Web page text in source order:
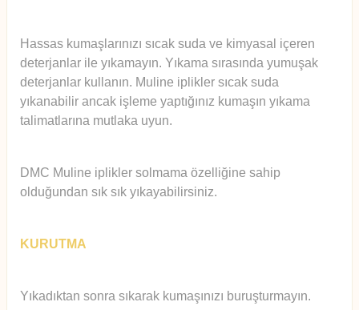
Hassas kumaşlarınızı sıcak suda ve kimyasal içeren
deterjanlar ile yıkamayın. Yıkama sırasında yumuşak
deterjanlar kullanın. Muline iplikler sıcak suda
yıkanabilir ancak işleme yaptığınız kumaşın yıkama
talimatlarına mutlaka uyun.
DMC Muline iplikler solmama özelliğine sahip
olduğundan sık sık yıkayabilirsiniz.
KURUTMA
Yıkadıktan sonra sıkarak kumaşınızı buruşturmayın.